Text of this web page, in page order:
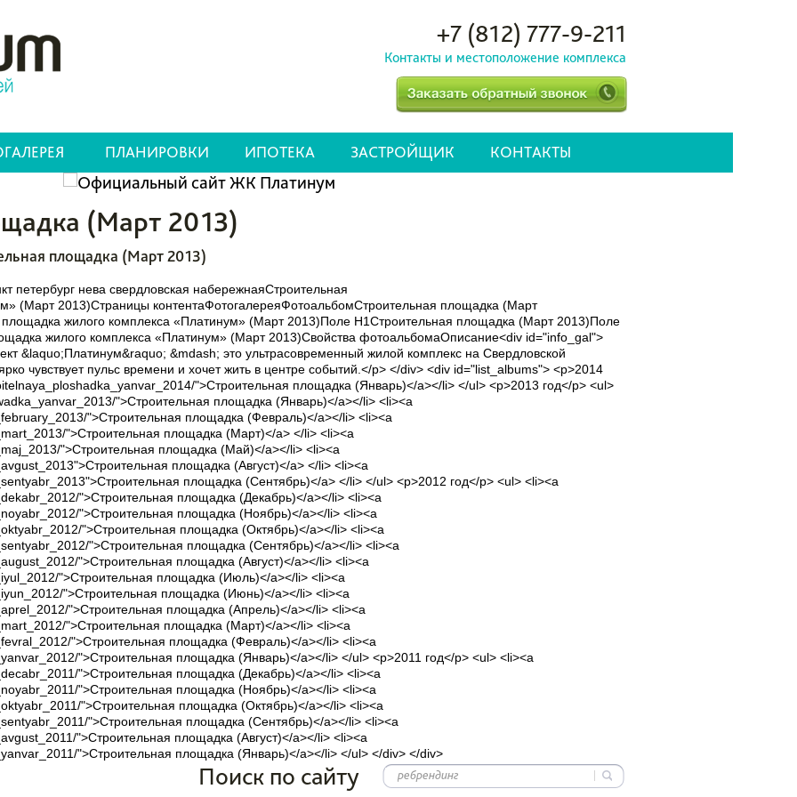
+7 (812) 777-9-211
Контакты и местоположение комплекса
ПЛАНИРОВКИ ИПОТЕКА ЗАСТРОЙЩИК КОНТАКТЫ
(Март 2013)
площадка (Март 2013)
петербург нева свердловская набережнаяСтроительная
(Март 2013)Страницы контентаФотогалереяФотоальбомСтроительная площадка (Март
жилого комплекса «Платинум» (Март 2013)Поле H1Строительная площадка (Март 2013)Поле
жилого комплекса «Платинум» (Март 2013)Свойства фотоальбомаОписание<div id="info_gal">
&laquo;Платинум&raquo; &mdash; это ультрасовременный жилой комплекс на Свердловской
чувствует пульс времени и хочет жить в центре событий.</p> </div> <div id="list_albums"> <p>2014
">Строительная площадка (Январь)</a></li> </ul> <p>2013 год</p> <ul>
">Строительная площадка (Январь)</a></li> <li><a
">Строительная площадка (Февраль)</a></li> <li><a
">Строительная площадка (Март)</a> </li> <li><a
">Строительная площадка (Май)</a></li> <li><a
площадка (Август)</a> </li> <li><a
площадка (Сентябрь)</a> </li> </ul> <p>2012 год</p> <ul> <li><a
">Строительная площадка (Декабрь)</a></li> <li><a
">Строительная площадка (Ноябрь)</a></li> <li><a
">Строительная площадка (Октябрь)</a></li> <li><a
">Строительная площадка (Сентябрь)</a></li> <li><a
">Строительная площадка (Август)</a></li> <li><a
">Строительная площадка (Июль)</a></li> <li><a
">Строительная площадка (Июнь)</a></li> <li><a
">Строительная площадка (Апрель)</a></li> <li><a
">Строительная площадка (Март)</a></li> <li><a
">Строительная площадка (Февраль)</a></li> <li><a
">Строительная площадка (Январь)</a></li> </ul> <p>2011 год</p> <ul> <li><a
">Строительная площадка (Декабрь)</a></li> <li><a
">Строительная площадка (Ноябрь)</a></li> <li><a
">Строительная площадка (Октябрь)</a></li> <li><a
">Строительная площадка (Сентябрь)</a></li> <li><a
">Строительная площадка (Август)</a></li> <li><a
">Строительная площадка (Январь)</a></li> </ul> </div> </div>
Поиск по сайту